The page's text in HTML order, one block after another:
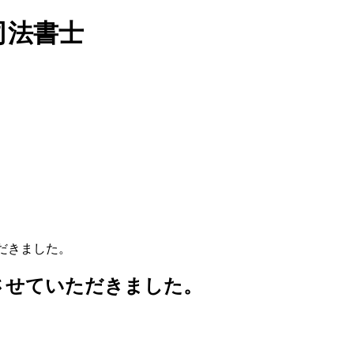
ました。
ていただきました。